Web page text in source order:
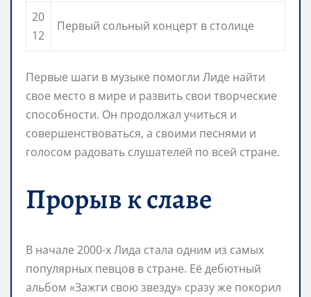
20
12
Первый сольный концерт в столице
Первые шаги в музыке помогли Лиде найти
свое место в мире и развить свои творческие
способности. Он продолжал учиться и
совершенствоваться, а своими песнями и
голосом радовать слушателей по всей стране.
Прорыв к славе
В начале 2000-х Лида стала одним из самых
популярных певцов в стране. Её дебютный
альбом «Зажги свою звезду» сразу же покорил